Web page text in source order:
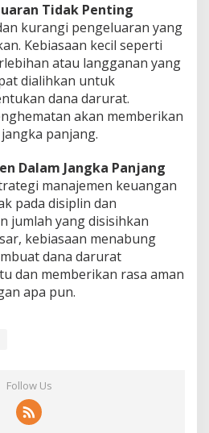
Tidak Penting
kurangi pengeluaran yang
Kebiasaan kecil seperti
atau langganan yang
dialihkan untuk
dana darurat.
akan memberikan
panjang.
Dalam Jangka Panjang
manajemen keuangan
pada disiplin dan
jumlah yang disisihkan
kebiasaan menabung
dana darurat
dan memberikan rasa aman
apa pun.
Follow Us